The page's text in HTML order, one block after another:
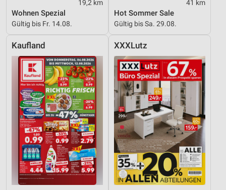
19,2 km
Wohnen Spezial
Gültig bis Fr. 14.08.
41 km
Hot Sommer Sale
Gültig bis Sa. 29.08.
Kaufland XXXLutz
Erstellung von Profilen zur Personalisierung
von Inhalten
personalisierter Inhalte
Messung der Werbeleistung
Messung der Performance von Inhalten
Analyse von Zielgruppen durch Statistiken oder
Kombinationen von Daten aus verschiedenen
Quellen
Entwicklung und Verbesserung der Angebote
Verwendung reduzierter Daten zur Auswahl von
Inhalten
IAB-Besonderheiten: